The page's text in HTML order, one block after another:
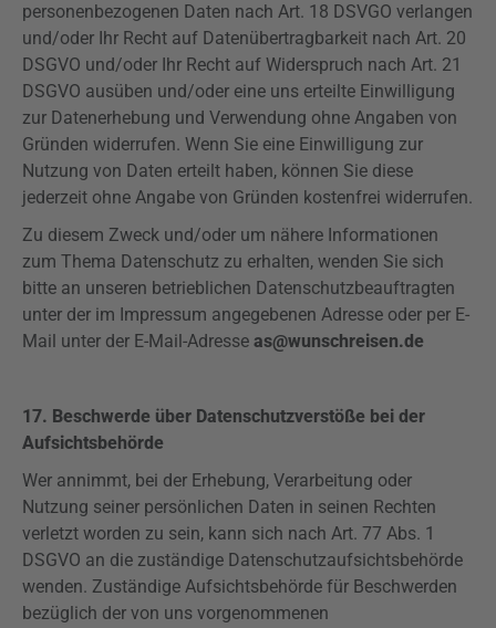
personenbezogenen Daten nach Art. 18 DSVGO verlangen
und/oder Ihr Recht auf Datenübertragbarkeit nach Art. 20
DSGVO und/oder Ihr Recht auf Widerspruch nach Art. 21
DSGVO ausüben und/oder eine uns erteilte Einwilligung
zur Datenerhebung und Verwendung ohne Angaben von
Gründen widerrufen. Wenn Sie eine Einwilligung zur
Nutzung von Daten erteilt haben, können Sie diese
jederzeit ohne Angabe von Gründen kostenfrei widerrufen.
Zu diesem Zweck und/oder um nähere Informationen
zum Thema Datenschutz zu erhalten, wenden Sie sich
bitte an unseren betrieblichen Datenschutzbeauftragten
unter der im Impressum angegebenen Adresse oder per E-
Mail unter der E-Mail-Adresse as@wunschreisen.de
17. Beschwerde über Datenschutzverstöße bei der
Aufsichtsbehörde
Wer annimmt, bei der Erhebung, Verarbeitung oder
Nutzung seiner persönlichen Daten in seinen Rechten
verletzt worden zu sein, kann sich nach Art. 77 Abs. 1
DSGVO an die zuständige Datenschutzaufsichtsbehörde
wenden. Zuständige Aufsichtsbehörde für Beschwerden
bezüglich der von uns vorgenommenen